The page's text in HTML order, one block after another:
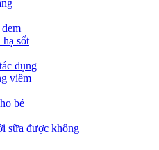
hạ sốt
dụng
viêm
bé
sữa được không